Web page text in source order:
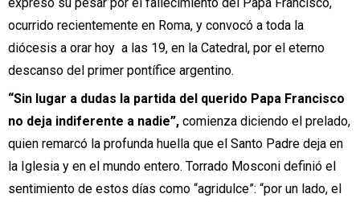
ocurrido recientemente en Roma, y convocó a toda la
diócesis a orar hoy a las 19, en la Catedral, por el eterno
descanso del primer pontífice argentino.
“Sin lugar a dudas la partida del querido Papa Francisco
no deja indiferente a nadie”, comienza diciendo el prelado,
quien remarcó la profunda huella que el Santo Padre deja en
la Iglesia y en el mundo entero. Torrado Mosconi definió el
sentimiento de estos días como “agridulce”: “por un lado, el